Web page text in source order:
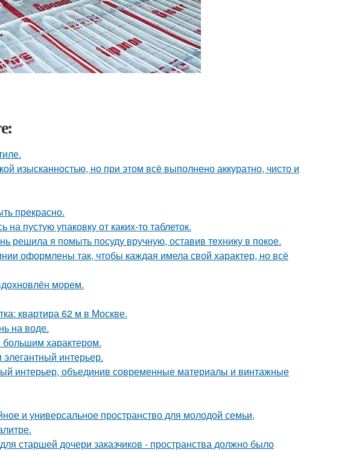
изысканностью, но при этом всё выполнено аккуратно, чисто и
прекрасно.
пустую упаковку от каких-то таблеток.
решила я помыть посуду вручную, оставив технику в покое.
оформлены так, чтобы каждая имела свой характер, но всё
морем.
квартира 62 м в Москве.
на воде.
большим характером.
интерьер.
интерьер, объединив современные материалы и винтажные
и универсальное пространство для молодой семьи,
старшей дочери заказчиков - пространства должно было